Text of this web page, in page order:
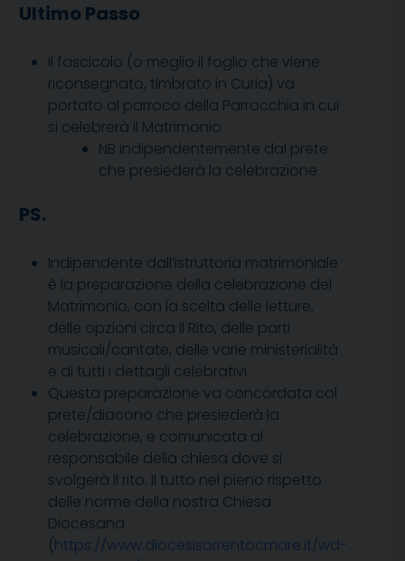
Ultimo Passo
Il fascicolo (o meglio il foglio che viene
riconsegnato, timbrato in Curia) va
portato al parroco della Parrocchia in cui
si celebrerà il Matrimonio
NB indipendentemente dal prete
che presiederà la celebrazione
PS.
Indipendente dall’istruttoria matrimoniale
è la preparazione della celebrazione del
Matrimonio, con la scelta delle letture,
delle opzioni circa il Rito, delle parti
musicali/cantate, delle varie ministerialità
e di tutti i dettagli celebrativi.
Questa preparazione va concordata col
prete/diacono che presiederà la
celebrazione, e comunicata al
responsabile della chiesa dove si
svolgerà il rito. Il tutto nel pieno rispetto
delle norme della nostra Chiesa
Diocesana
(https://www.diocesisorrentocmare.it/wd-